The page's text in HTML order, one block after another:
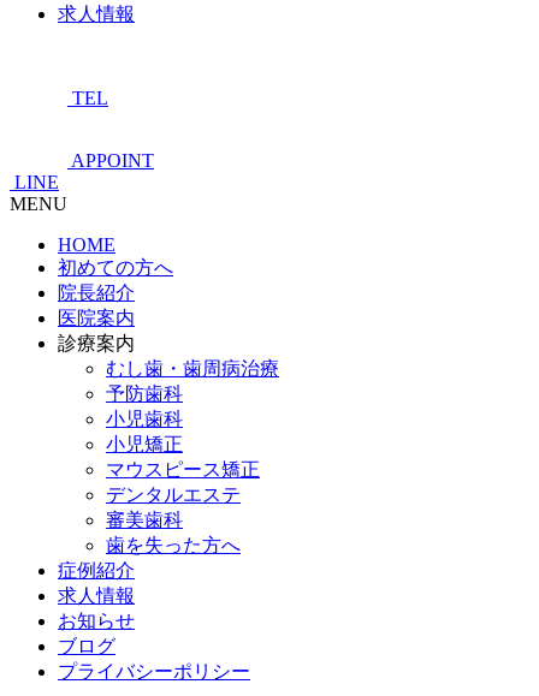
求人情報
TEL
APPOINT
LINE
MENU
HOME
初めての方へ
院長紹介
医院案内
診療案内
むし歯・歯周病治療
予防歯科
小児歯科
小児矯正
マウスピース矯正
デンタルエステ
審美歯科
歯を失った方へ
症例紹介
求人情報
お知らせ
ブログ
プライバシーポリシー